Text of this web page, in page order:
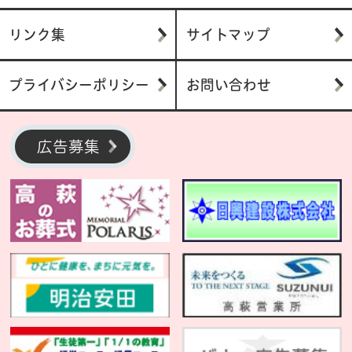
リンク集 サイトマップ
プライバシーポリシー お問い合わせ
広告募集